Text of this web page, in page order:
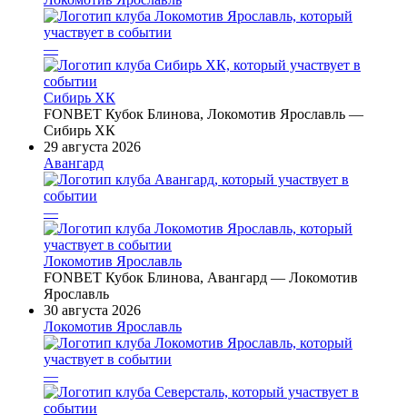
—
Сибирь ХК
FONBET Кубок Блинова, Локомотив Ярославль —
Сибирь ХК
29 августа 2026
Авангард
—
Локомотив Ярославль
FONBET Кубок Блинова, Авангард — Локомотив
Ярославль
30 августа 2026
Локомотив Ярославль
—